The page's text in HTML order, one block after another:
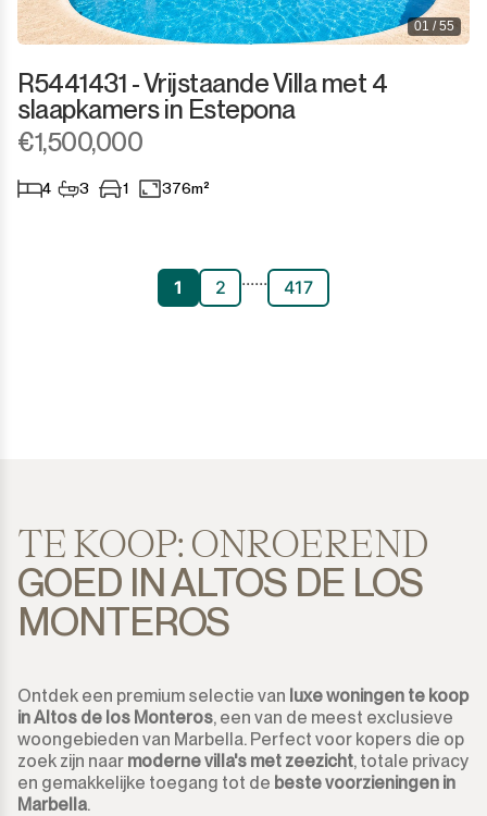
01 / 55
R5441431 - Vrijstaande Villa met 4
slaapkamers in Estepona
€1,500,000
4 3 1 376m²
1 2 ...... 417
TE KOOP: ONROEREND
GOED IN ALTOS DE LOS
MONTEROS
Ontdek een premium selectie van luxe woningen te koop
in Altos de los Monteros, een van de meest exclusieve
woongebieden van Marbella. Perfect voor kopers die op
zoek zijn naar moderne villa's met zeezicht, totale privacy
en gemakkelijke toegang tot de beste voorzieningen in
Marbella.